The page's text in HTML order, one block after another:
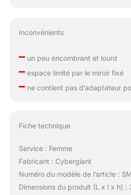
Inconvénients
–un peu encombrant et lourd
–espace limité par le miroir fixé
–ne contient pas d’adaptateur
Fiche technique
Service : Femme
Fabricant : Cybergiant
Numéro du modèle de l’article :
Dimensions du produit (L x l x h)